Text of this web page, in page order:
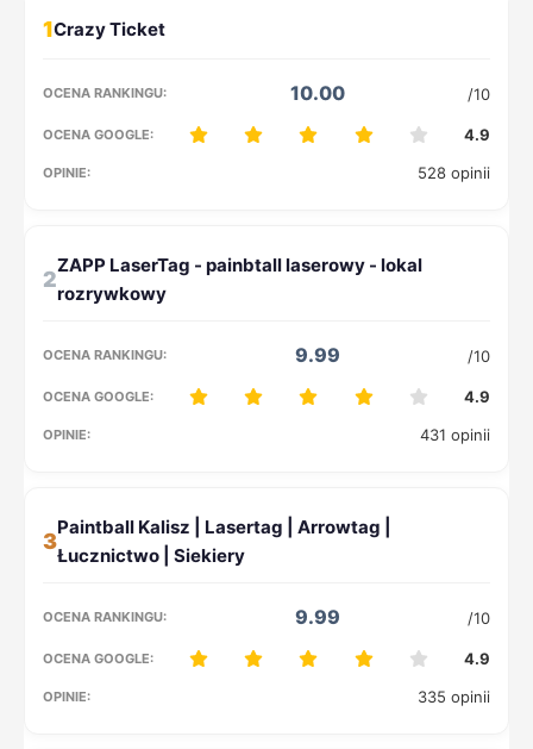
1
10.00 /10
4.9
528 opinii
2
9.99 /10
4.9
431 opinii
3
9.99 /10
4.9
335 opinii